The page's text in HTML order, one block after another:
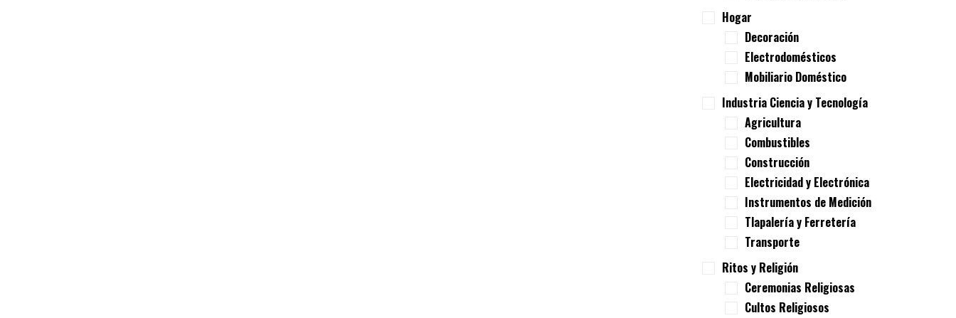
Hogar
Decoración
Electrodomésticos
Mobiliario Doméstico
Industria Ciencia y Tecnología
Agricultura
Combustibles
Construcción
Electricidad y Electrónica
Instrumentos de Medición
Tlapalería y Ferretería
Transporte
Ritos y Religión
Ceremonias Religiosas
Cultos Religiosos